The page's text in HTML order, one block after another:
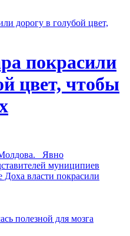
покрасили
цвет, чтобы
Явно
муниципиев
власти покрасили